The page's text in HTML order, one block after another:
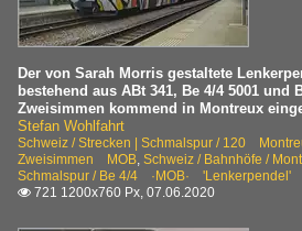
Der von Sarah Morris gestaltete
bestehend aus ABt 341, Be 4/4 5001 und
Zweisimmen kommend in Montreux
Stefan Wohlfahrt
Schweiz / Strecken | Schmalspur / 120
Zweisimmen MOB, Schweiz / Bahnhöfe /
Schmalspur / Be 4/4 ·MOB· 'Lenkerpendel'
 721 1200x760 Px, 07.06.2020